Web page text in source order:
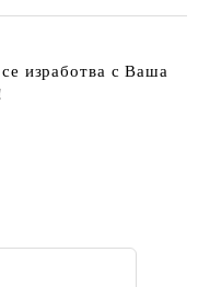
изработва с Ваша